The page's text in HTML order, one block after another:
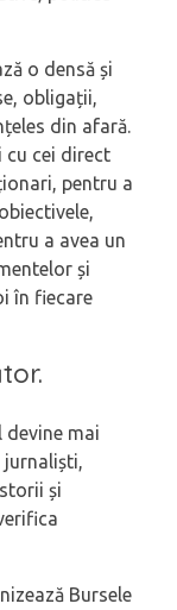
o densă și
obligații,
din afară.
cu cei direct
pentru a
a avea un
și
în fiecare
mai
și
Bursele